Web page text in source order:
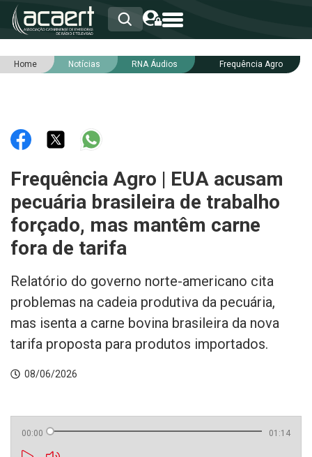
HOME
RNA
NOTÍCIAS
SERVIÇOS
INTEGRIDADE
Home Notícias RNA Áudios Frequência Agro
Frequência Agro | EUA acusam
pecuária brasileira de trabalho
forçado, mas mantêm carne
fora de tarifa
Relatório do governo norte-americano cita
problemas na cadeia produtiva da pecuária,
mas isenta a carne bovina brasileira da nova
tarifa proposta para produtos importados.
08/06/2026
00:00 01:14